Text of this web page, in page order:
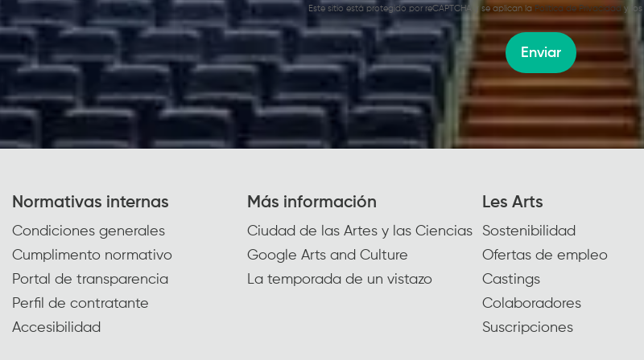
Este sitio está protegido por reCAPTCHA y se aplican la Política de Privacidad y los
Enviar
Normativas internas
Condiciones generales
Cumplimento normativo
Portal de transparencia
Perfil de contratante
Accesibilidad
Más información
Ciudad de las Artes y las Ciencias
Google Arts and Culture
La temporada de un vistazo
Les Arts
Sostenibilidad
Ofertas de empleo
Castings
Colaboradores
Suscripciones